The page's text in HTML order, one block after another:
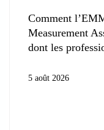
Comment
Measurement
dont les
5 août 2026